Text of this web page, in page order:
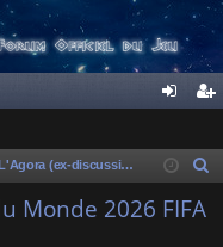
ne
xi
cri
pti
L'Agora (ex-discussions of the dead)
Monde 2026 FIFA